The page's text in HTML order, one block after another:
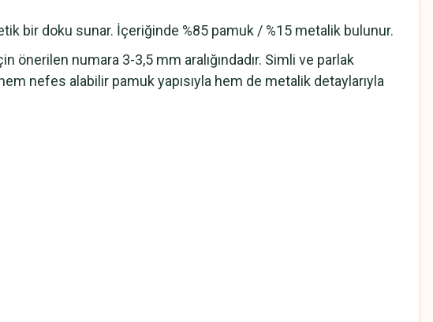
bir doku sunar. İçeriğinde %85 pamuk / %15 metalik bulunur.
önerilen numara 3-3,5 mm aralığındadır. Simli ve parlak
nefes alabilir pamuk yapısıyla hem de metalik detaylarıyla